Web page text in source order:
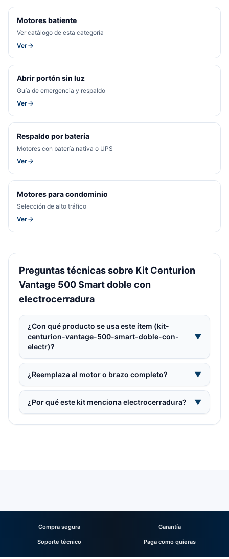
Motores batiente
Ver catálogo de esta categoría
Ver
Abrir portón sin luz
Guía de emergencia y respaldo
Ver
Respaldo por batería
Motores con batería nativa o UPS
Ver
Motores para condominio
Selección de alto tráfico
Ver
Preguntas técnicas sobre Kit Centurion
Vantage 500 Smart doble con
electrocerradura
¿Con qué producto se usa este ítem (kit-
centurion-vantage-500-smart-doble-con-
electr)?
▼
¿Reemplaza al motor o brazo completo? ▼
¿Por qué este kit menciona electrocerradura? ▼
Compra segura Garantía
Soporte técnico Paga como quieras